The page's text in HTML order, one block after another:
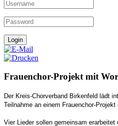
Frauenchor-Projekt mit
Der Kreis-Chorverband Birkenfeld lädt
Teilnahme an einem Frauenchor-Projekt
Vier Lieder sollen gemeinsam erarbeitet